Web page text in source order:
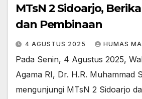
MTsN 2 Sidoarjo,
dan Pembinaan
4 AGUSTUS 2025 HUMAS
Pada Senin, 4 Agustus 2025,
Agama RI, Dr. H.R. Muhammad
mengunjungi MTsN 2 Sidoarjo